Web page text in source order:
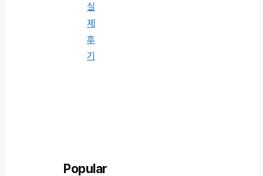
실
제
후
기
Popular